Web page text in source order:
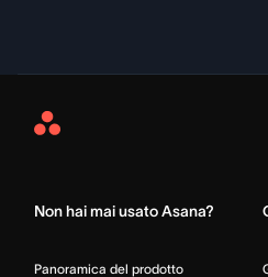
Asana
Non hai mai usato Asana?
Panoramica del prodotto